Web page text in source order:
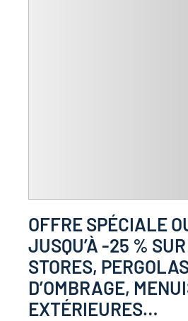
OFFRE SPÉCIALE
JUSQU’À -25 %
STORES,
D’OMBRAGE,
EXTÉRIEURES…